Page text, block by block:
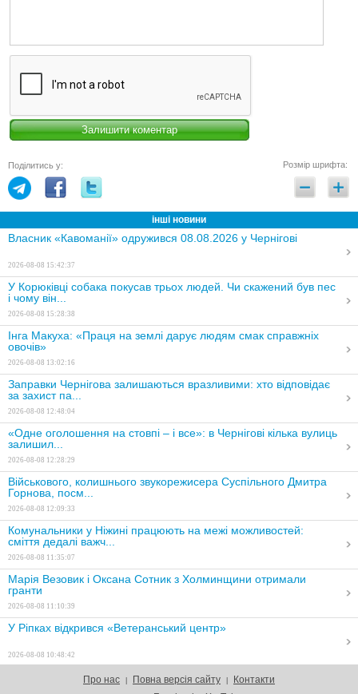
Поділитись у: Розмір шрифта:
інші новини
Власник «Кавоманії» одружився 08.08.2026 у Чернігові
2026-08-08 15:42:37
У Корюківці собака покусав трьох людей. Чи скажений був пес
і чому він...
2026-08-08 15:28:38
Інга Макуха: «Праця на землі дарує людям смак справжніх
овочів»
2026-08-08 13:02:16
Заправки Чернігова залишаються вразливими: хто відповідає
за захист па...
2026-08-08 12:48:04
«Одне оголошення на стовпі – і все»: в Чернігові кілька вулиць
залишил...
2026-08-08 12:28:29
Військового, колишнього звукорежисера Суспільного Дмитра
Горнова, посм...
2026-08-08 12:09:33
Комунальники у Ніжині працюють на межі можливостей:
сміття дедалі важч...
2026-08-08 11:35:07
Марія Везовик і Оксана Сотник з Холминщини отримали
гранти
2026-08-08 11:10:39
У Ріпках відкрився «Ветеранський центр»
2026-08-08 10:48:42
На Чернігівщині попрощалися з чотирма захисниками України
Про нас Повна версія сайту Контакти